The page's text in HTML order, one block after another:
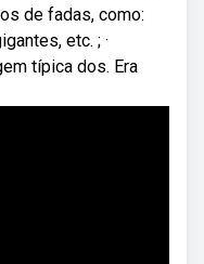
de fadas, como:
etc. ; ·
típica dos. Era